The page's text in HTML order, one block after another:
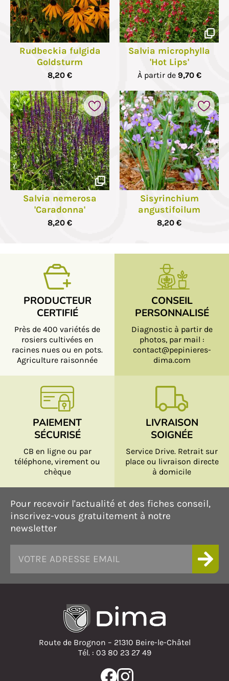
Rudbeckia fulgida
Goldsturm
8,20 €
Salvia microphylla
'Hot Lips'
À partir de 9,70 €
Salvia nemerosa
'Caradonna'
8,20 €
Sisyrinchium
angustifoilum
8,20 €
PRODUCTEUR
CERTIFIÉ
Près de 400 variétés de
rosiers cultivées en
racines nues ou en pots.
Agriculture raisonnée
CONSEIL
PERSONNALISÉ
Diagnostic à partir de
photos, par mail :
contact@pepinieres-
dima.com
PAIEMENT
SÉCURISÉ
CB en ligne ou par
téléphone, virement ou
chèque
LIVRAISON
SOIGNÉE
Service Drive. Retrait sur
place ou livraison directe
à domicile
Pour recevoir l'actualité et des fiches conseil,
inscrivez-vous gratuitement à notre
newsletter
Route de Brognon – 21310 Beire-le-Châtel
Tél. : 03 80 23 27 49